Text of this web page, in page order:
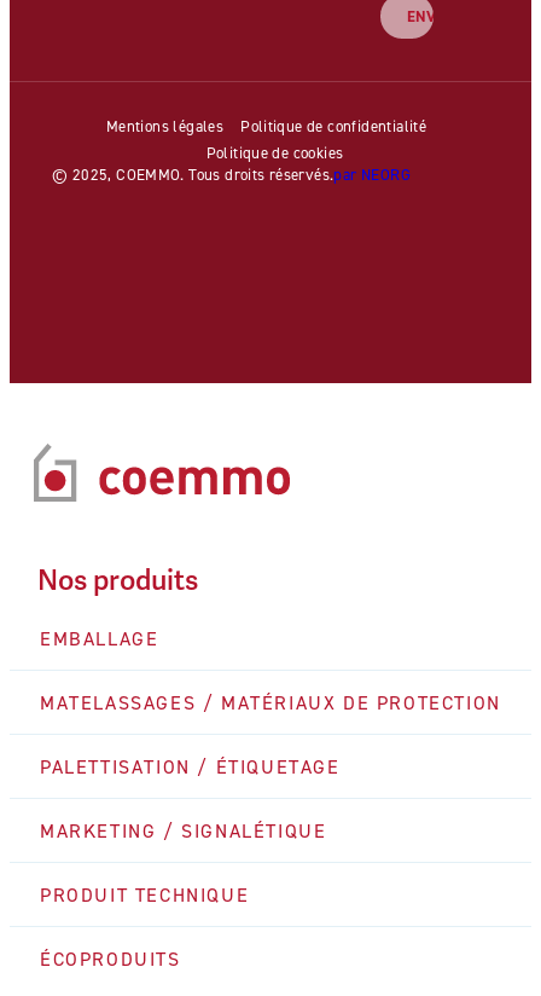
Mentions légales
Politique de confidentialité
Politique de cookies
© 2025, COEMMO. Tous droits réservés.par NEORG
Nos produits
EMBALLAGE
MATELASSAGES / MATÉRIAUX DE PROTECTION
PALETTISATION / ÉTIQUETAGE
MARKETING / SIGNALÉTIQUE
PRODUIT TECHNIQUE
ÉCOPRODUITS